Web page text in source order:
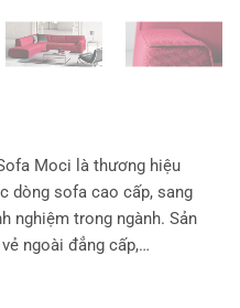
Moci là thương hiệu
dòng sofa cao cấp, sang
nghiệm trong ngành. Sản
ngoài đẳng cấp,…